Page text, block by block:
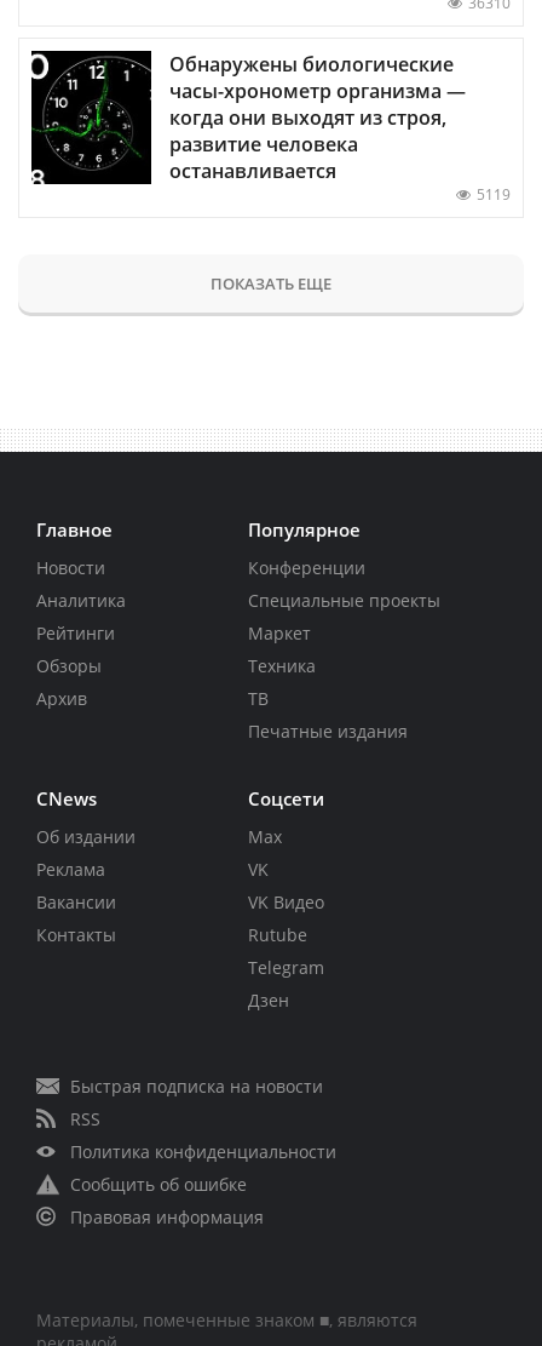
Обнаружены биологические
часы-хронометр организма —
когда они выходят из строя,
развитие человека
останавливается
5119
ПОКАЗАТЬ ЕЩЕ
Главное
Новости
Аналитика
Рейтинги
Обзоры
Архив
Популярное
Конференции
Специальные проекты
Маркет
Техника
ТВ
Печатные издания
CNews
Об издании
Реклама
Вакансии
Контакты
Соцсети
Max
VK
VK Видео
Rutube
Telegram
Дзен
Быстрая подписка на новости
RSS
Политика конфиденциальности
Сообщить об ошибке
Правовая информация
Материалы, помеченные знаком ■, являются